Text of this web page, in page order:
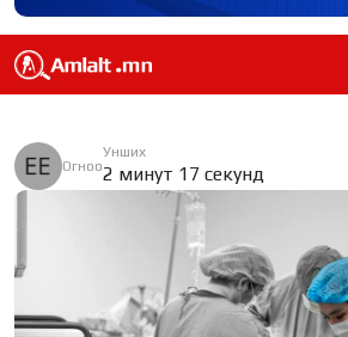
Огноо
Унших
2 минут 17 секунд